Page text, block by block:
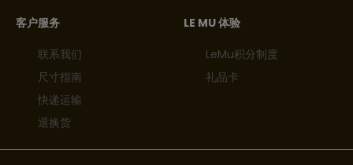
客户服务
联系我们
尺寸指南
快递运输
退换货
LE MU 体验
LeMu积分制度
礼品卡